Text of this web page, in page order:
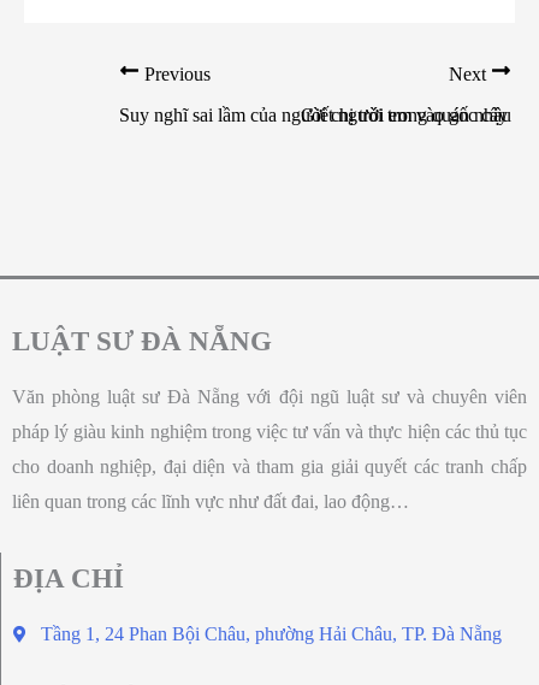
Previous
Suy nghĩ sai lầm của người chị trói em vào gốc cây
Next
Giết người trong quán nhậu
LUẬT SƯ ĐÀ NẴNG
Văn phòng luật sư Đà Nẵng với đội ngũ luật sư và chuyên viên
pháp lý giàu kinh nghiệm trong việc tư vấn và thực hiện các thủ tục
cho doanh nghiệp, đại diện và tham gia giải quyết các tranh chấp
liên quan trong các lĩnh vực như đất đai, lao động…
ĐỊA CHỈ
Tầng 1, 24 Phan Bội Châu, phường Hải Châu, TP. Đà Nẵng